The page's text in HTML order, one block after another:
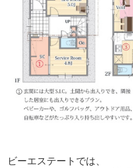
ビーエステートでは、